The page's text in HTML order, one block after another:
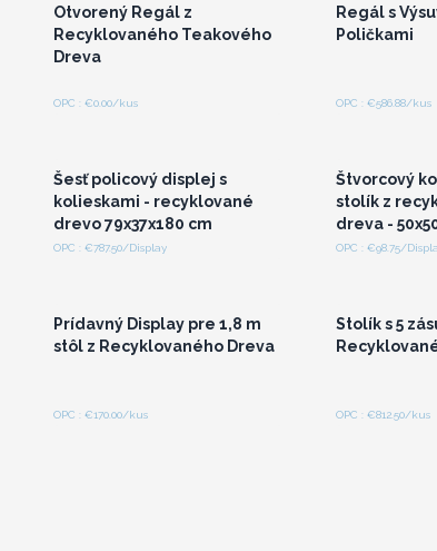
Otvorený Regál z
Recyklovaného Teakového
Dreva
OPC : €0.00/kus
Regál s
Poličkami
OPC : €586.88/kus
Šesť policový displej s
kolieskami - recyklované
drevo 79x37x180 cm
OPC : €787.50/Display
Štvorcový
stolík z
dreva -
OPC : €98.75/
Prihláste sa alebo
Prídavný Display pre 1,8 m
stôl z Recyklovaného Dreva
OPC : €170.00/kus
Stolík s 5
OPC : €812.50/kus